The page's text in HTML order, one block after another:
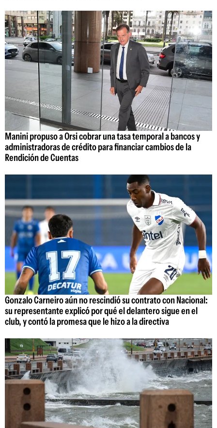
Manini propuso a Orsi cobrar una tasa temporal a bancos y
administradoras de crédito para financiar cambios de la
Rendición de Cuentas
Gonzalo Carneiro aún no rescindió su contrato con Nacional:
su representante explicó por qué el delantero sigue en el
club, y contó la promesa que le hizo a la directiva